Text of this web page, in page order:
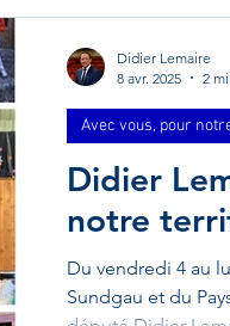
Fanfare des
qu'à l'ensemble
Didier
notre
Du vendredi 4 au
Sundgau et du
Avec vous, pour
Didier Lemaire
8 avr. 2025
2